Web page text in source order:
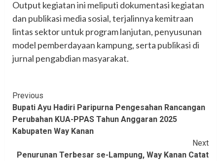
Output kegiatan ini meliputi dokumentasi kegiatan
dan publikasi media sosial, terjalinnya kemitraan
lintas sektor untuk program lanjutan, penyusunan
model pemberdayaan kampung, serta publikasi di
jurnal pengabdian masyarakat.
Continue
Reading
Previous
Bupati Ayu Hadiri Paripurna Pengesahan Rancangan
Perubahan KUA-PPAS Tahun Anggaran 2025
Kabupaten Way Kanan
Next
Penurunan Terbesar se-Lampung, Way Kanan Catat